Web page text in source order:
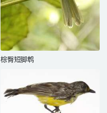
棕臀短脚鹎